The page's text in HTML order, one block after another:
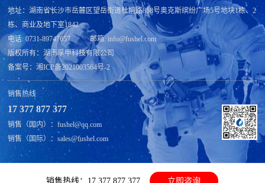
地址：湖南省长沙市岳麓区望岳街道杜鹃路858号奥克斯缤纷广场5号地块1栋、2
栋、商业及地下室1842
电话: 0731-89747657 邮箱: info@fushel.com
版权所有：湖南孚甲科技有限公司
备案号：湘ICP备2021003564号-2
销售热线
17 377 877 377
销售（国内）：fushel@qq.com
销售（国际）：sales@fushel.com
销售热线：17 377 877 377 立即咨询